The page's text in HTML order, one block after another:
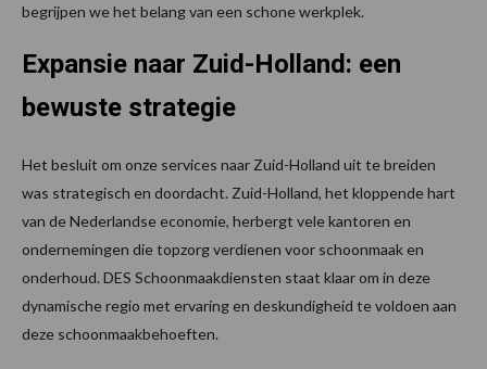
begrijpen we het belang van een schone werkplek.
Expansie naar Zuid-Holland: een
bewuste strategie
Het besluit om onze services naar Zuid-Holland uit te breiden
was strategisch en doordacht. Zuid-Holland, het kloppende hart
van de Nederlandse economie, herbergt vele kantoren en
ondernemingen die topzorg verdienen voor schoonmaak en
onderhoud. DES Schoonmaakdiensten staat klaar om in deze
dynamische regio met ervaring en deskundigheid te voldoen aan
deze schoonmaakbehoeften.